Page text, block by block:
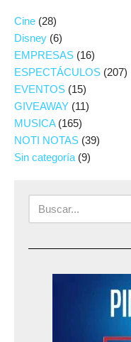
Cine (28)
Disney (6)
EMPRESAS (16)
ESPECTÁCULOS (207)
EVENTOS (15)
GIVEAWAY (11)
MUSICA(165)
NOTI NOTAS (39)
Sin categoría (9)